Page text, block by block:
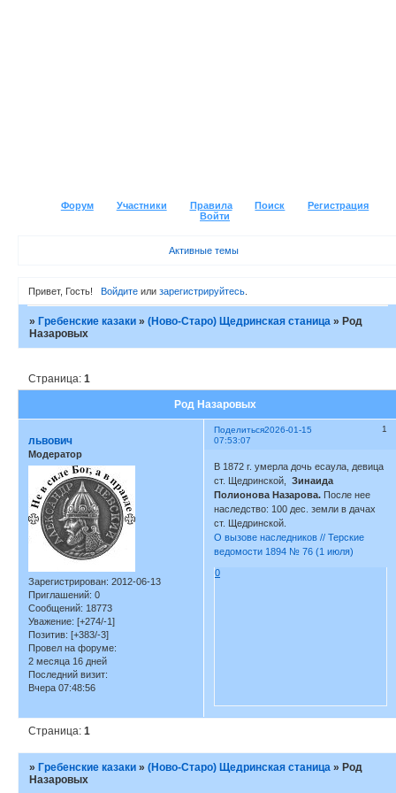
Форум Участники Правила Поиск
Регистрация
Войти
Активные темы
Привет, Гость! Войдитеили зарегистрируйтесь.
»Гребенские казаки »(Ново-Старо) Щедринская станица »Род
Назаровых
Род Назаровых
Страница:1
Поделиться 1
2026-01-15
07:53:07
львович
Модератор
Зарегистрирован: 2012-06-13
Приглашений: 0
Сообщений: 18773
Уважение: [+274/-1]
Позитив: [+383/-3]
Провел на форуме:
2 месяца 16 дней
Последний визит:
Вчера 07:48:56
В 1872 г. умерла дочь есаула, девица
ст. Щедринской,Зинаида
Полионова Назарова. После нее
наследство: 100 дес. земли в дачах
ст. Щедринской.
О вызове наследников // Терские
ведомости 1894 № 76 (1 июля)
0
Страница:1
» Гребенские казаки »(Ново-Старо) Щедринская станица » Род
Назаровых